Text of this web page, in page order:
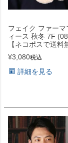
フェイク ファー
ィース 秋冬 7F
【ネコポスで送料
¥3,080税込
詳細を見る